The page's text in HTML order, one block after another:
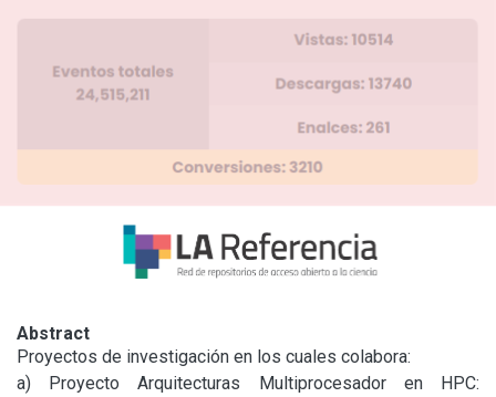
Abstract
Proyectos de investigación en los cuales colabora:
a) Proyecto Arquitecturas Multiprocesador en HPC: